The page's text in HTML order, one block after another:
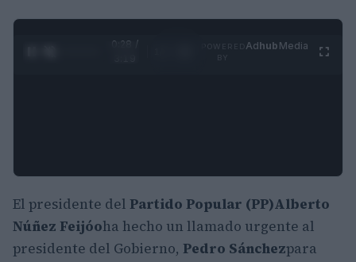
0:29 /
Adhub Media
El presidente del Partido Popular (PP)Alberto
Núñez Feijóoha hecho un llamado urgente al
presidente del Gobierno, Pedro Sánchezpara